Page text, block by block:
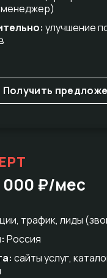
улучшение
Получить
000 ₽/мес
трафик, лиды
Россия
сайты услуг,